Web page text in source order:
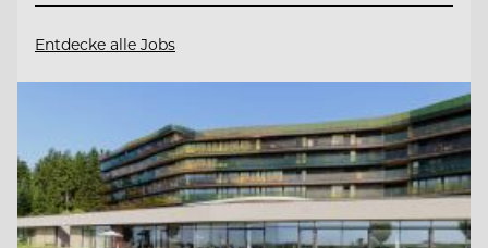
Entdecke alle Jobs